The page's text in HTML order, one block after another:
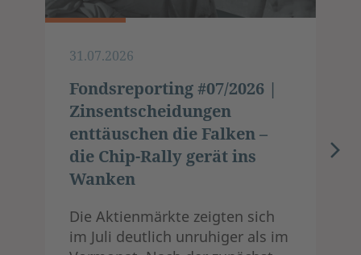
31.07.2026
Fondsreporting #07/2026 |
Zinsentscheidungen
enttäuschen die Falken –
die Chip-Rally gerät ins
Wanken
Die Aktienmärkte zeigten sich
im Juli deutlich unruhiger als im